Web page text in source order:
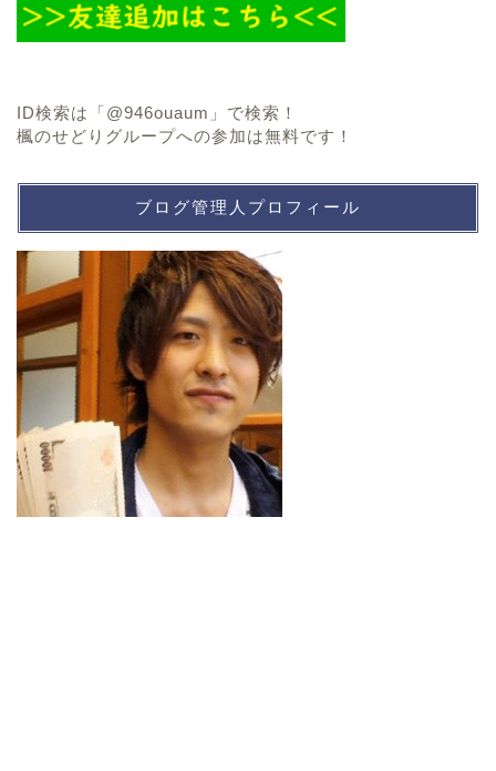
ID検索は
「@946ouaum」で検索！
楓のせどりグループへの参加は無料です！
ブログ管理人プロフィール